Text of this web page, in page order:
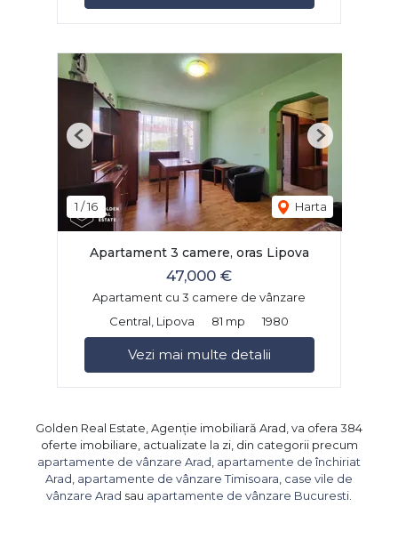
1 /16 Harta
Previous Next
Apartament 3 camere, oras Lipova
47,000 €
Apartament cu 3 camere de vânzare
Central, Lipova
81 mp 1980
Vezi mai multe detalii
Golden Real Estate, Agenție imobiliară Arad, va ofera 384
oferte imobiliare, actualizate la zi, din categorii precum
apartamente de vânzare Arad apartamente de închiriat
Arad apartamente de vânzare Timisoara case vile de
vânzare Arad sau apartamente de vânzare Bucuresti